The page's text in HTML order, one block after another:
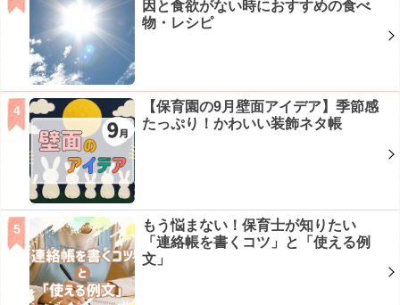
因と食欲がない時におすすめの食べ
物・レシピ
【保育園の9月壁面アイデア】季節感
たっぷり！かわいい装飾ネタ帳
もう悩まない！保育士が知りたい
「連絡帳を書くコツ」と「使える例
文」